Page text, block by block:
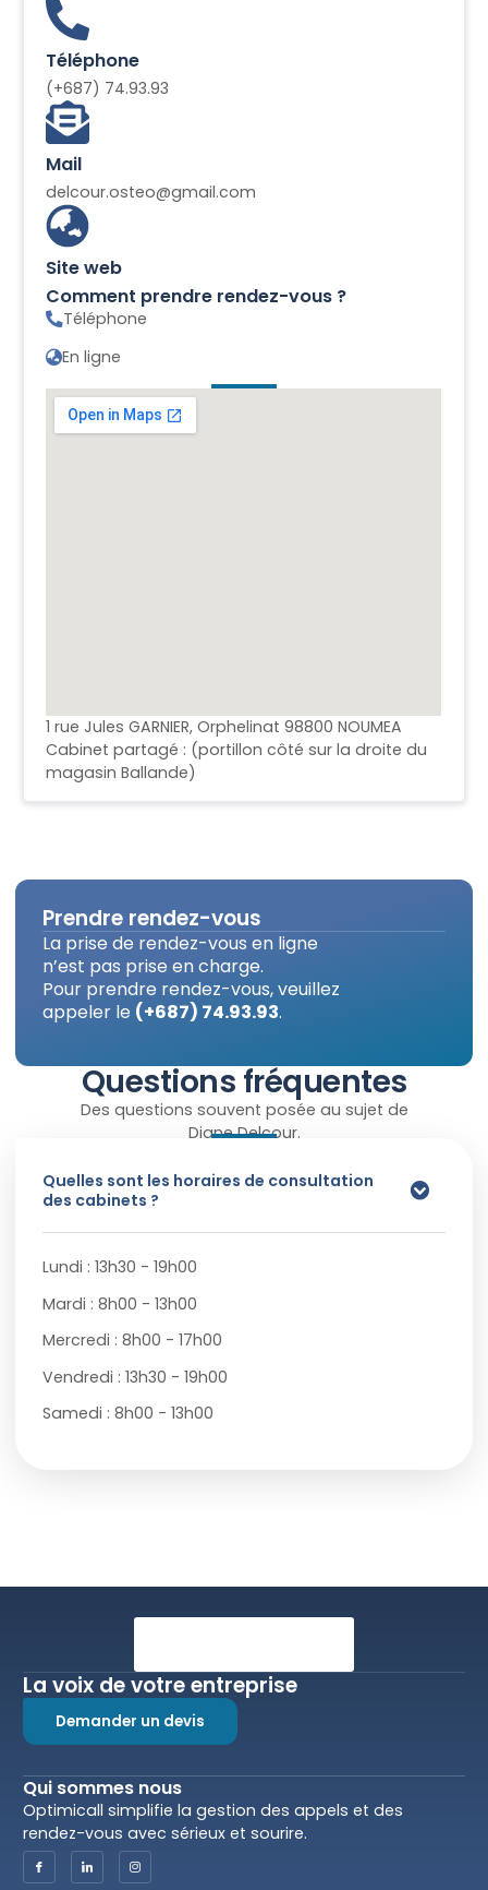
Téléphone
(+687) 74.93.93
Mail
delcour.osteo@gmail.com
Site web
Comment prendre rendez-vous ?
Téléphone
En ligne
1 rue Jules GARNIER, Orphelinat 98800 NOUMEA
Cabinet partagé : (portillon côté sur la droite du
magasin Ballande)
Prendre rendez-vous
La prise de rendez-vous en ligne
n’est pas prise en charge.
Pour prendre rendez-vous, veuillez
appeler le (+687) 74.93.93.
Questions fréquentes
Des questions souvent posée au sujet de
Diane Delcour.
Quelles sont les horaires de consultation
des cabinets ?
Lundi : 13h30 - 19h00
Mardi : 8h00 - 13h00
Mercredi : 8h00 - 17h00
Vendredi : 13h30 - 19h00
Samedi : 8h00 - 13h00
La voix de votre entreprise
Demander un devis
Qui sommes nous
Optimicall simplifie la gestion des appels et des
rendez-vous avec sérieux et sourire.